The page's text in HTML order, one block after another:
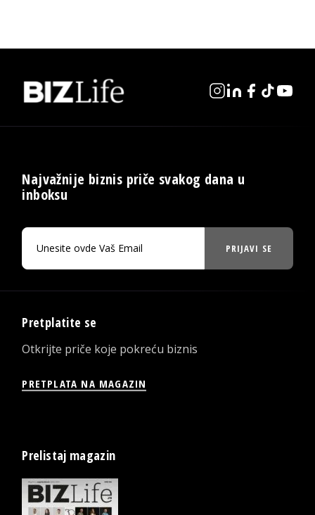
Najvažnije biznis priče svakog dana u
inboksu
PRIJAVI SE
Pretplatite se
Otkrijte priče koje pokreću biznis
PRETPLATA NA MAGAZIN
Prelistaj magazin